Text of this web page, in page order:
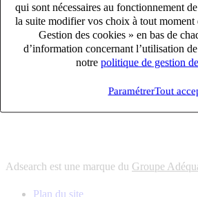
qui sont nécessaires au fonctionnement
la suite modifier vos choix à tout moment
Gestion des cookies » en bas de
d’information concernant l’utilisation
notre politique de gestion
ParamétrerTout
6 solutions
s'adapter à vos besoin en recrutement
10 univers
connaître votre secteur et ses enjeux
proximité avec nos clients et nos
Adsearch est une marque du Groupe
Plan du site